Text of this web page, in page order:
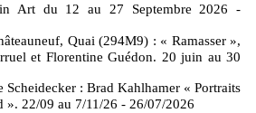
Art du 12 au 27 Septembre 2026
-
Quai (294M9) : « Ramasser »,
et Florentine Guédon. 20 juin au 30
Scheidecker : Brad Kahlhamer « Portraits
22/09 au 7/11/26 - 26/07/2026